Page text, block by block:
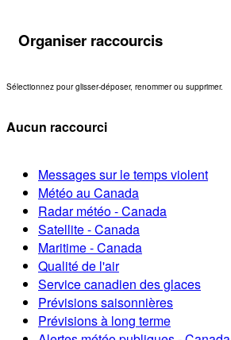
Organiser raccourcis
Sélectionnez pour glisser-déposer, renommer ou supprimer.
Aucun raccourci
Messages sur le temps violent
Météo au Canada
Radar météo - Canada
Satellite - Canada
Maritime - Canada
Qualité de l'air
Service canadien des glaces
Prévisions saisonnières
Prévisions à long terme